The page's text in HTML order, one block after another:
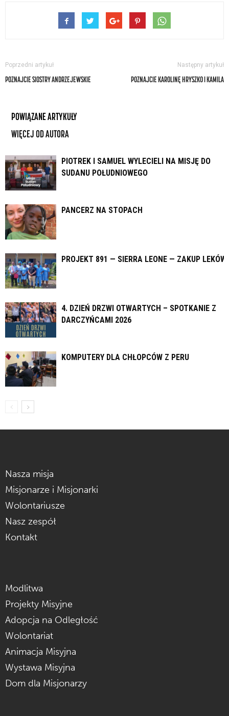
Poprzedni artykuł
POZNAJCIE SIOSTRY ANDRZEJEWSKIE
Następny artykuł
POZNAJCIE KAROLINĘ HRYSZKO I KAMILA
POWIĄZANE ARTYKUŁY
WIĘCEJ OD AUTORA
PIOTREK I SAMUEL WYLECIELI NA MISJĘ DO
SUDANU POŁUDNIOWEGO
PANCERZ NA STOPACH
PROJEKT 891 — SIERRA LEONE — ZAKUP LEKÓW
4. DZIEŃ DRZWI OTWARTYCH – SPOTKANIE Z
DARCZYŃCAMI 2026
KOMPUTERY DLA CHŁOPCÓW Z PERU
Nasza misja
Misjonarze i Misjonarki
Wolontariusze
Nasz zespół
Kontakt
Modlitwa
Projekty Misyjne
Adopcja na Odległość
Wolontariat
Animacja Misyjna
Wystawa Misyjna
Dom dla Misjonarzy